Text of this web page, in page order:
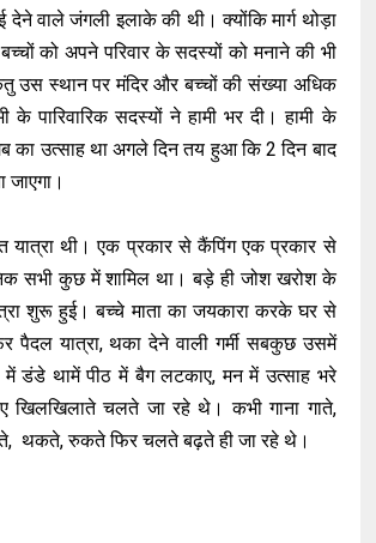
देने वाले जंगली इलाके की थी। क्योंकि मार्ग थोड़ा
बच्चों को अपने परिवार के सदस्यों को मनाने की भी
उस स्थान पर मंदिर और बच्चों की संख्या अधिक
पारिवारिक सदस्यों ने हामी भर दी। हामी के
का उत्साह था अगले दिन तय हुआ कि 2 दिन बाद
जाएगा।
यात्रा थी। एक प्रकार से कैंपिंग एक प्रकार से
सभी कुछ में शामिल था। बड़े ही जोश खरोश के
शुरू हुई। बच्चे माता का जयकारा करके घर से
पैदल यात्रा, थका देने वाली गर्मी सबकुछ उसमें
में डंडे थामें पीठ में बैग लटकाए, मन में उत्साह भरे
खिलखिलाते चलते जा रहे थे। कभी गाना गाते,
थकते, रुकते फिर चलते बढ़ते ही जा रहे थे।